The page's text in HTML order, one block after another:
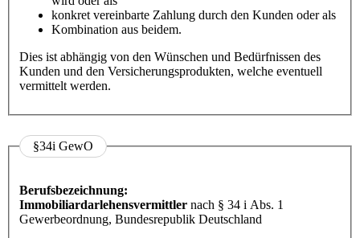
konkret vereinbarte Zahlung durch den Kunden oder als
Kombination aus beidem.
Dies ist abhängig von den Wünschen und Bedürfnissen des
Kunden und den Versicherungsprodukten, welche eventuell
vermittelt werden.
§34i GewO
Berufsbezeichnung:
Immobiliardarlehensvermittler nach § 34 i Abs. 1
Gewerbeordnung, Bundesrepublik Deutschland